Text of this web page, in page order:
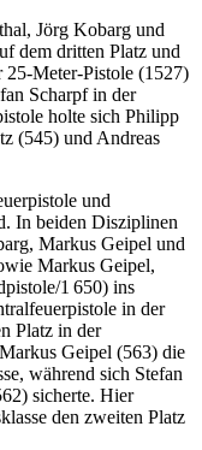
Jörg Kobarg und
dem dritten Platz und
Meter-Pistole (1527)
Scharpf in der
holte sich Philipp
(545) und Andreas
und
In beiden Disziplinen
Markus Geipel und
Markus Geipel,
1 650) ins
in der
Platz in der
Geipel (563) die
während sich Stefan
sicherte. Hier
den zweiten Platz